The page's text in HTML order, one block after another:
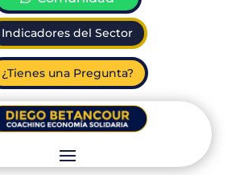
Indicadores del Sector
¿Tienes una Pregunta?